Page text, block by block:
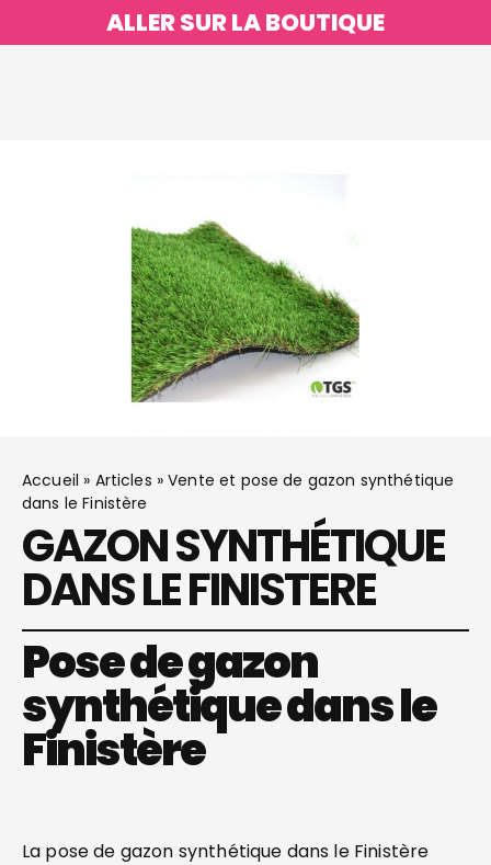
ALLER SUR LA BOUTIQUE
Accueil » Articles »Vente et pose de gazon synthétique
dans le Finistère
GAZON SYNTHÉTIQUE
DANS LE FINISTERE
Pose de gazon
synthétique dans le
Finistère
La pose de gazon synthétique dans le Finistère